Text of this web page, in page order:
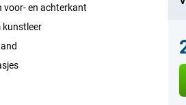
voor- en achterkant
kunstleer